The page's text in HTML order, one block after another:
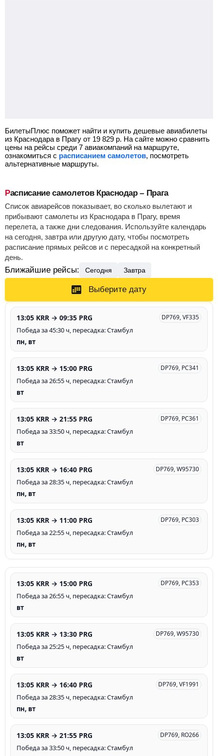
БилетыПлюс поможет найти и купить дешевые авиабилеты
из Краснодара в Прагу от 19 829 р. На сайте можно сравнить
цены на рейсы среди 7 авиакомпаний на маршруте,
ознакомиться с расписанием самолетов, посмотреть
альтернативные маршруты.
Расписание самолетов Краснодар – Прага
Список авиарейсов показывает, во сколько вылетают и
прибывают самолеты из Краснодара в Прагу, время
перелета, а также дни следования. Используйте календарь
на сегодня, завтра или другую дату, чтобы посмотреть
расписание прямых рейсов и с пересадкой на конкретный
день.
Ближайшие рейсы: Сегодня Завтра
Выберите дату
13:05 KRR → 09:35 PRG DP769, VF335
Победа за 45:30 ч, пересадка: Стамбул
пн, вт
13:05 KRR → 15:00 PRG DP769, PC341
Победа за 26:55 ч, пересадка: Стамбул
вт
13:05 KRR → 21:55 PRG DP769, PC361
Победа за 33:50 ч, пересадка: Стамбул
вт
13:05 KRR → 16:40 PRG DP769, W95730
Победа за 28:35 ч, пересадка: Стамбул
пн, вт
13:05 KRR → 11:00 PRG DP769, PC303
Победа за 22:55 ч, пересадка: Стамбул
пн, вт
13:05 KRR → 15:00 PRG DP769, PC353
Победа за 26:55 ч, пересадка: Стамбул
вт
13:05 KRR → 13:30 PRG DP769, W95730
Победа за 25:25 ч, пересадка: Стамбул
вт
13:05 KRR → 16:40 PRG DP769, VF1991
Победа за 28:35 ч, пересадка: Стамбул
пн, вт
13:05 KRR → 21:55 PRG DP769, RO266
Победа за 33:50 ч, пересадка: Стамбул